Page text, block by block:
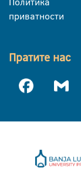
приватности
Пратите нас